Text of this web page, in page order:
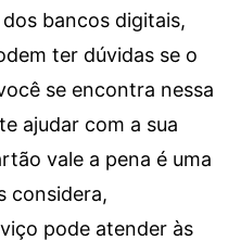
bancos digitais,
ter dúvidas se o
se encontra nessa
ajudar com a sua
vale a pena é uma
considera,
pode atender às